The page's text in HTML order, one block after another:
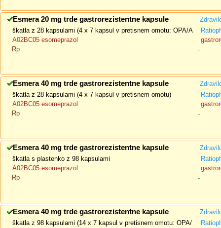
Esmera 20 mg trde gastrorezistentne kapsule
škatla z 28 kapsulami (4 x 7 kapsul v pretisnem omotu: OPA/A
A02BC05 esomeprazol
Rp
-
Esmera 40 mg trde gastrorezistentne kapsule
škatla z 28 kapsulami (4 x 7 kapsul v pretisnem omotu)
A02BC05 esomeprazol
Rp
-
Esmera 40 mg trde gastrorezistentne kapsule
škatla s plastenko z 98 kapsulami
A02BC05 esomeprazol
Rp
-
Esmera 40 mg trde gastrorezistentne kapsule
škatla z 98 kapsulami (14 x 7 kapsul v pretisnem omotu: OPA/